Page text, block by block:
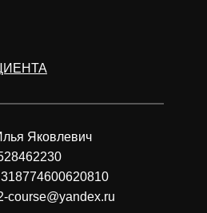
Яковлевич
course@yandex.ru